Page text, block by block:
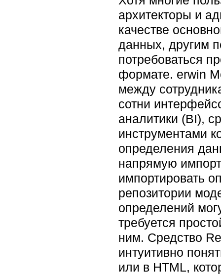
архитекторы и
качестве
данных, другим
потребоваться
формате. erwin
между
сотни
аналитики (BI),
инструментами
определения
напрямую
импортировать
репозитории
определений
требуется
ним. Средство
интуитивно
или в HTML,